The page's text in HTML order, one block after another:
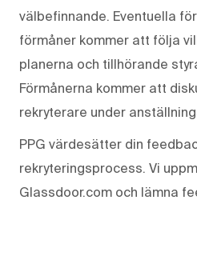
välbefinnande. Eventuella
förmåner kommer att följa
planerna och tillhörande
Förmånerna kommer att
rekryterare under
PPG värdesätter din
rekryteringsprocess. Vi
Glassdoor.com och lämna